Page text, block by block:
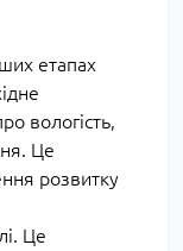
етапах
вологість,
Це
розвитку
Це